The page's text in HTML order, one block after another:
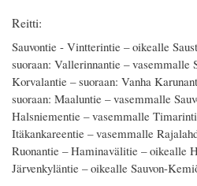
Reitti:
Sauvontie - Vintterintie – oikealle
suoraan: Vallerinnantie – vasemmalle
Korvalantie – suoraan: Vanha
suoraan: Maaluntie – vasemmalle
Halsniementie – vasemmalle
Itäkankareentie – vasemmalle
Ruonantie – Haminavälitie – oikealle
Järvenkyläntie – oikealle Sauvon-